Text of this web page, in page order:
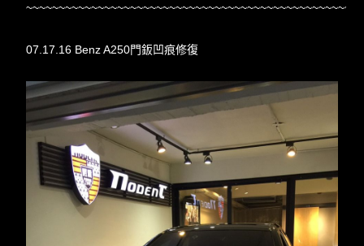
07.17.16 Benz A250門鈑凹痕修復